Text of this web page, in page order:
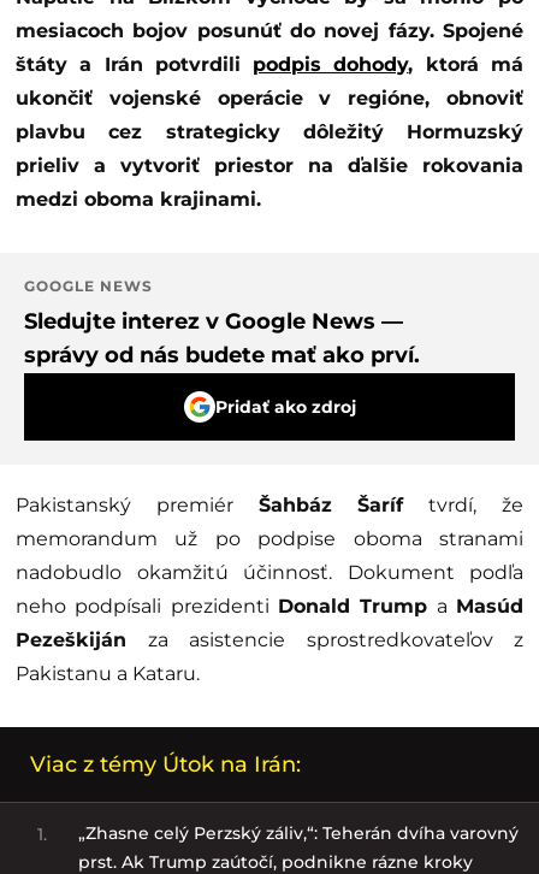
mesiacoch bojov posunúť do novej fázy. Spojené
štáty a Irán potvrdili podpis dohody, ktorá má
ukončiť vojenské operácie v regióne, obnoviť
plavbu cez strategicky dôležitý Hormuzský
prieliv a vytvoriť priestor na ďalšie rokovania
medzi oboma krajinami.
GOOGLE NEWS
Sledujte interez v Google News —
správy od nás budete mať ako prví.
Pridať ako zdroj
Pakistanský premiér Šahbáz Šaríftvrdí, že
memorandum už po podpise oboma stranami
nadobudlo okamžitú účinnosť. Dokument podľa
neho podpísali prezidenti Donald Trump a Masúd
Pezeškiján za asistencie sprostredkovateľov z
Pakistanu a Kataru.
Viac z témy Útok na Irán:
1.
„Zhasne celý Perzský záliv,“: Teherán dvíha varovný
prst. Ak Trump zaútočí, podnikne rázne kroky